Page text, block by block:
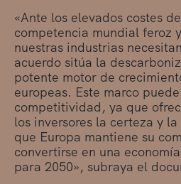
«Ante los elevados costes
competencia mundial feroz
nuestras industrias
acuerdo sitúa la
potente motor de
europeas. Este marco
competitividad, ya que
los inversores la certeza y
que Europa mantiene su
convertirse en una
para 2050», subraya el